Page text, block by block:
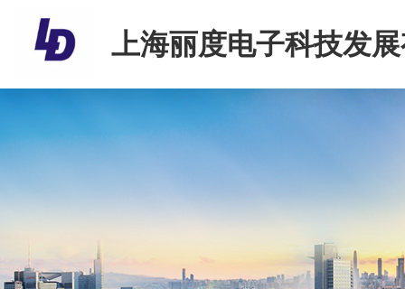
上海丽度电子科技发
司